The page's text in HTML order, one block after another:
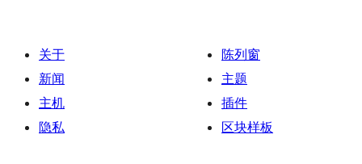
关于
新闻
主机
隐私
陈列窗
主题
插件
区块样板